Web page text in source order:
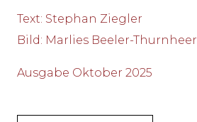
Text: Stephan Ziegler
Bild: Marlies Beeler-Thurnheer
Ausgabe Oktober 2025